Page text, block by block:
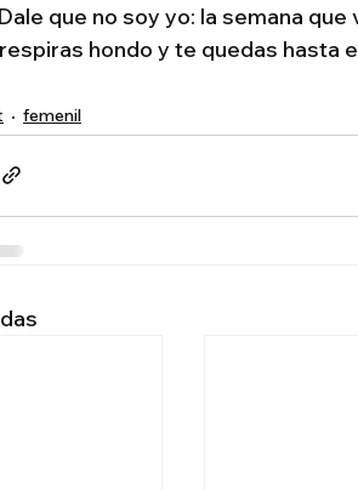
que no soy yo: la semana
hondo y te quedas hasta
femenil